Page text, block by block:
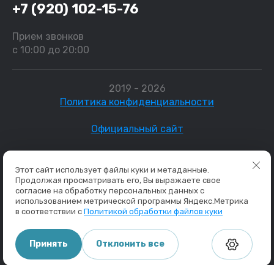
+7 (920) 102-15-76
Прием звонков
с 10:00 до 20:00
2019 - 2026
Политика конфиденциальности
Официальный сайт
Создание,разработка сайта— студия
Мегагрупп.ру.
Данные о товарах и услугах, включая цены и технические
характеристики, представленные на сайте, не являются
публичной офертой, определяемой положениями Статьи 437
(2) ГК РФ, а носят исключительно информационный характер.
Для получения точной информации о наличии и стоимости
Этот сайт использует файлы куки и метаданные.
Продолжая просматривать его, Вы выражаете свое
согласие на обработку персональных данных с
использованием метрической программы Яндекс.Метрика
в соответствии с Политикой обработки файлов куки
Принять Отклонить все